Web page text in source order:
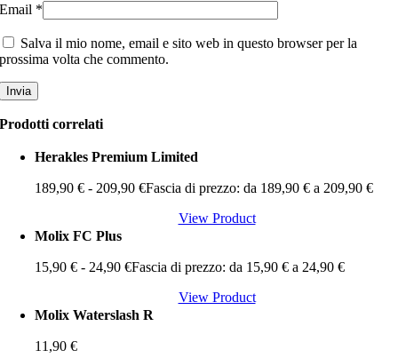
Email *
Salva il mio nome, email e sito web in questo browser per la
prossima volta che commento.
Prodotti correlati
Herakles Premium Limited
189,90€ - 209,90€Fascia di prezzo: da 189,90 € a 209,90 €
View Product
Molix FC Plus
15,90€ - 24,90€Fascia di prezzo: da 15,90 € a 24,90 €
View Product
Molix Waterslash R
11,90€